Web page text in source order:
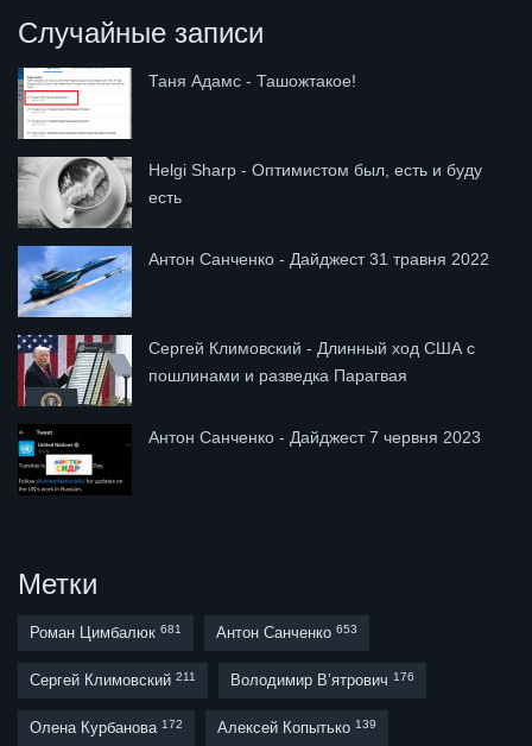
Случайные записи
Таня Адамс - Ташожтакое!
Helgi Sharp - Оптимистом был, есть и буду
есть
Антон Санченко - Дайджест 31 травня 2022
Сергей Климовский - Длинный ход США с
пошлинами и разведка Парагвая
Антон Санченко - Дайджест 7 червня 2023
Метки
Роман Цимбалюк 681 Антон Санченко 653
Сергей Климовский 211 Володимир В’ятрович 176
Олена Курбанова 172 Алексей Копытько 139